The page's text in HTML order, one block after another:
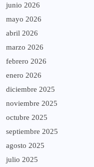
junio 2026
mayo 2026
abril 2026
marzo 2026
febrero 2026
enero 2026
diciembre 2025
noviembre 2025
octubre 2025
septiembre 2025
agosto 2025
julio 2025